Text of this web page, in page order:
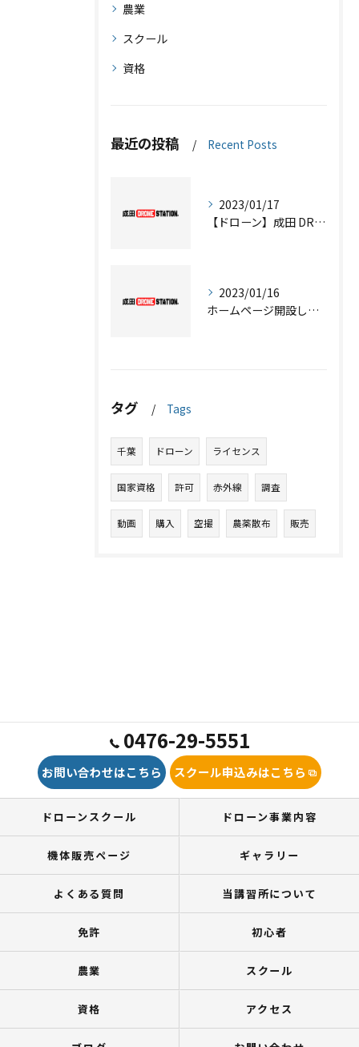
農業
スクール
資格
最近の投稿 Recent Posts
2023/01/17
【ドローン】成田 DRONE STATION のご紹介
2023/01/16
ホームページ開設しました！
タグ Tags
千葉 ドローン ライセンス
国家資格 許可 赤外線 調査
動画 購入 空撮 農薬散布 販売
0476-29-5551
お問い合わせはこちら スクール申込みはこちら
ドローンスクール ドローン事業内容
機体販売ページ ギャラリー
よくある質問 当講習所について
免許 初心者
農業 スクール
資格 アクセス